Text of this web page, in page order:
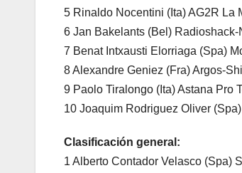
5 Rinaldo Nocentini (Ita) AG2R La
6 Jan Bakelants (Bel)
7 Benat Intxausti Elorriaga (Spa)
8 Alexandre Geniez (Fra) Argos-
9 Paolo Tiralongo (Ita) Astana Pro
10 Joaquim Rodriguez Oliver
Clasificación general:
1 Alberto Contador Velasco (Spa)